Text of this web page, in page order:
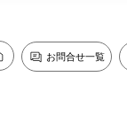
お問合せ一覧